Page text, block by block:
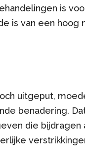
is
is van een
uitgeput,
benadering.
die